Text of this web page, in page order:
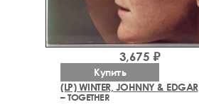
(LP) WINTER, JOHNNY & EDGAR
– TOGETHER
3,675 ₽
Купить